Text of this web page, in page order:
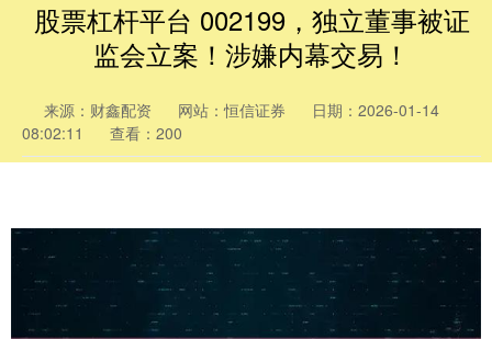
股票杠杆平台 002199，独立董事被证
监会立案！涉嫌内幕交易！
来源：财鑫配资 网站：恒信证券
日期：2026-01-14
08:02:11
查看：200